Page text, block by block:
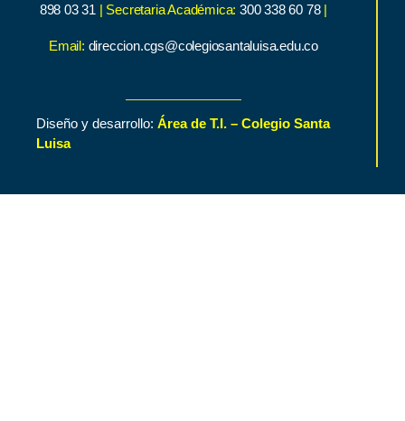
898 03 31 | Secretaria Académica:300 338 60 78 |
Email: direccion.cgs@colegiosantaluisa.edu.co
Diseño y desarrollo: Área de T.I. – Colegio Santa
Luisa